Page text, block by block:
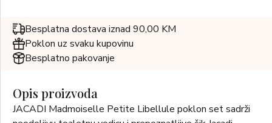
Besplatna dostava iznad 90,00 KM
Poklon uz svaku kupovinu
Besplatno pakovanje
Opis proizvoda
JACADI Madmoiselle Petite Libellule poklon set sadrži